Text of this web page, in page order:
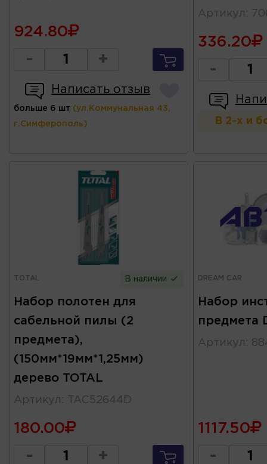
924.80
- +
Написать отзыв
больше 6 шт (ул.Коммунальная 43,
г.Симферополь)
Артикул :
336.20
-
В 2-х и
TOTAL В наличии
Набор полотен для
сабельной пилы (2
предмета),
(150мм*19мм*1,25мм)
дерево TOTAL
Артикул : TAC52644D
180.00
- +
DREAM CAR
Набор
предмета
Артикул :
1117.50
-